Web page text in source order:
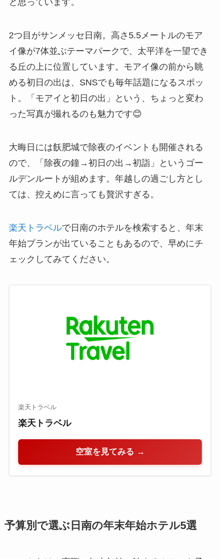
と思っています。
2つ目がサンメッセ日南。高さ5.5メートルのモア
イ像が7体並ぶテーマパークで、太平洋を一望でき
る丘の上に位置しています。モアイ像の前から眺
める初日の出は、SNSでも毎年話題になるスポッ
ト。「モアイと初日の出」という、ちょっと変わ
った写真が撮れるのも魅力です😊
大晦日には飫肥城で除夜のイベントも開催される
ので、「除夜の鐘→初日の出→初詣」というゴー
ルデンルートが組めます。年越しの過ごし方とし
ては、控えめに言っても贅沢すぎる。
楽天トラベルで日南のホテルを検索すると、年末
年始プランが出ていることもあるので、早めにチ
ェックしてみてください。
楽天トラベル
楽天トラベル
空室を見てみる →
予算別で選ぶ日南の年末年始ホテル5選